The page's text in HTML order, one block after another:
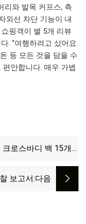
리와 발목 커프스, 측
외선 차단 기능이 내
핑객이 별 5개 리뷰
. “여행하려고 샀어요.
등 모든 것을 담을 수
안합니다. 매우 가볍
로스바디 백 15개
보고서:다음